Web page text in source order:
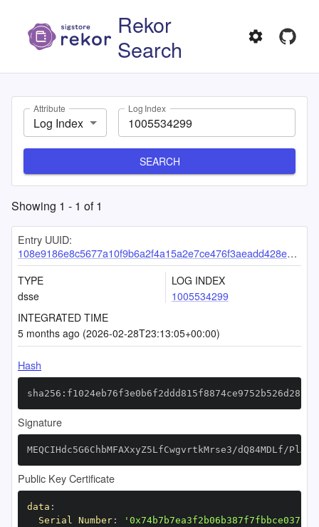
Rekor
Search
Attribute
Log Index
Log Index
SEARCH
Showing 1 - 1 of1
Entry UUID:
108e9186e8c5677a10f9b6a2f4a15a2e7ce476f3aeadd428eb3627ccabcebbe4af9535cf16406fc5
TYPE
dsse
LOG INDEX
1005534299
INTEGRATED TIME
5 months ago (2026-02-28T23:13:05+00:00)
Hash
Signature
MEQCIHdc5G6ChbMFAXxyZ5LfCwgvrtkMrse3/dQ84MDLf/
Public Key Certificate
data :
Serial Number: